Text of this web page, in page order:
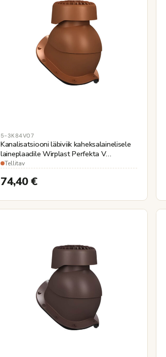
5-3K84V07
Kanalisatsiooni läbiviik kaheksalainelisele
laineplaadile Wirplast Perfekta V
tellisepunane Ø110mm
Tellitav
74,40€